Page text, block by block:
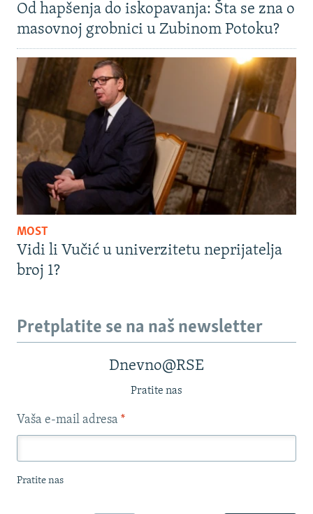
Od hapšenja do iskopavanja: Šta se zna o
masovnoj grobnici u Zubinom Potoku?
MOST
Vidi li Vučić u univerzitetu neprijatelja
broj 1?
Pretplatite se na naš newsletter
Dnevno@RSE
Pratite nas
Vaša e-mail adresa *
Pratite nas